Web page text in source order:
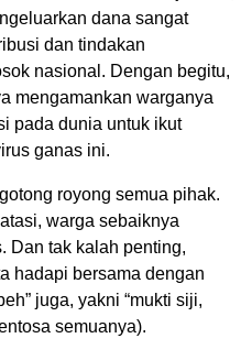
dana sangat
dan tindakan
nasional. Dengan begitu,
mengamankan warganya
pada dunia untuk ikut
ganas ini.
royong semua pihak.
warga sebaiknya
Dan tak kalah penting,
hadapi bersama dengan
juga, yakni “mukti siji,
semuanya).